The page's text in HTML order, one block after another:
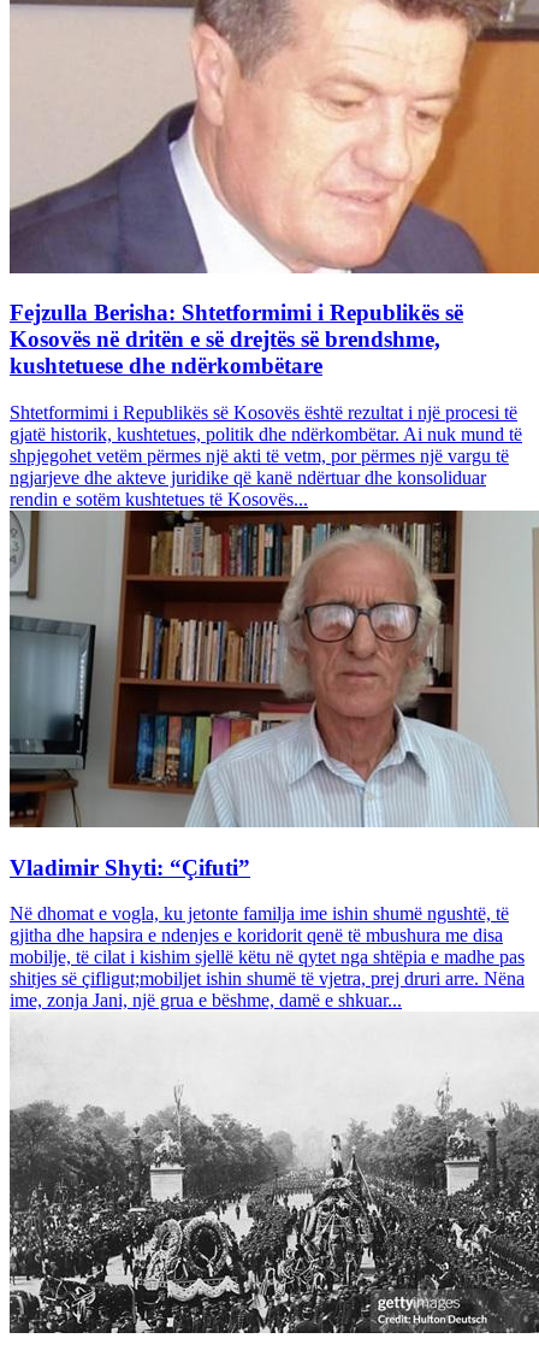
Fejzulla Berisha: Shtetformimi i Republikës së
Kosovës në dritën e së drejtës së brendshme,
kushtetuese dhe ndërkombëtare
Shtetformimi i Republikës së Kosovës është rezultat i një procesi të
gjatë historik, kushtetues, politik dhe ndërkombëtar. Ai nuk mund të
shpjegohet vetëm përmes një akti të vetm, por përmes një vargu të
ngjarjeve dhe akteve juridike që kanë ndërtuar dhe konsoliduar
rendin e sotëm kushtetues të Kosovës...
Vladimir Shyti: “Çifuti”
Në dhomat e vogla, ku jetonte familja ime ishin shumë ngushtë, të
gjitha dhe hapsira e ndenjes e koridorit qenë të mbushura me disa
mobilje, të cilat i kishim sjellë këtu në qytet nga shtëpia e madhe pas
shitjes së çifligut;mobiljet ishin shumë të vjetra, prej druri arre. Nëna
ime, zonja Jani, një grua e bëshme, damë e shkuar...